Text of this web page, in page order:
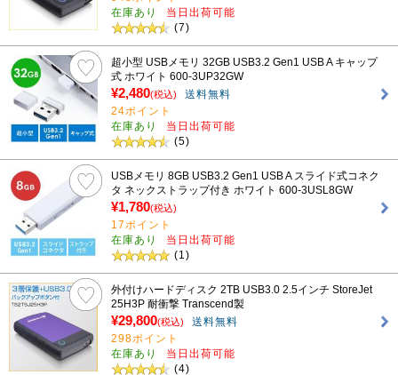
在庫あり
当日出荷可能
(7)
超小型 USBメモリ 32GB USB3.2 Gen1 USB A キャップ
式 ホワイト 600-3UP32GW
¥2,480(税込)
送料無料
24ポイント
在庫あり
当日出荷可能
(5)
USBメモリ 8GB USB3.2 Gen1 USB A スライド式コネク
タ ネックストラップ付き ホワイト 600-3USL8GW
¥1,780(税込)
17ポイント
在庫あり
当日出荷可能
(1)
外付けハードディスク 2TB USB3.0 2.5インチ StoreJet
25H3P 耐衝撃 Transcend製
¥29,800(税込)
送料無料
298ポイント
在庫あり
当日出荷可能
(4)